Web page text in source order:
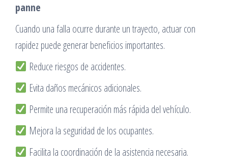
panne
Cuando una falla ocurre durante un trayecto, actuar con
rapidez puede generar beneficios importantes.
Reduce riesgos de accidentes.
Evita daños mecánicos adicionales.
Permite una recuperación más rápida del vehículo.
Mejora la seguridad de los ocupantes.
Facilita la coordinación de la asistencia necesaria.